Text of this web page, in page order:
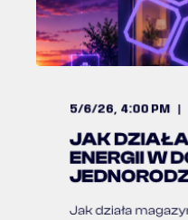
5/6/26, 4:00 PM
JAK
ENERGII W
Jak działa